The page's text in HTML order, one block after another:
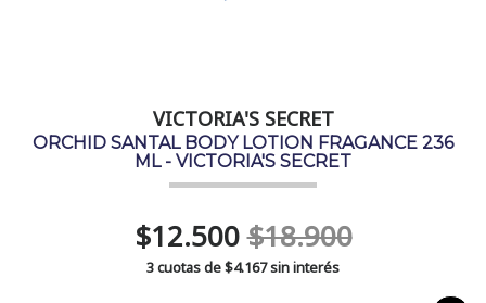
VICTORIA'S SECRET
ORCHID SANTAL BODY LOTION FRAGANCE 236
ML - VICTORIA'S SECRET
$12.500$18.900
3 cuotas de$4.167sin interés